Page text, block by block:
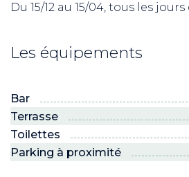
Du 15/12 au 15/04, tous les
Les équipements
Bar
Terrasse
Toilettes
Parking à proximité